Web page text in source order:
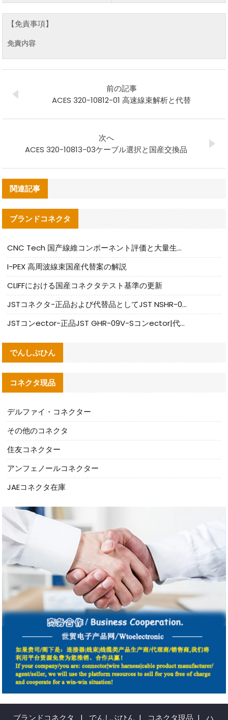
【免責事項】
免責内容
前の記事
ACES 320-10812-01 高速線束解析と代替
次へ
ACES 320-10813-03ケーブル選択と国産交換品
関連記事
ブランドコネクタ
CNC Tech 国产線維コンポーネント評価と大量生産適合ガイド
I-PEX 高周波線束国産代替案の解説
CLIFFにおける国産コネクタテスト基準の更新
JSTコネクタ-正品および代替品としてJST NSHR-02V-Sコネクタを提供します
JSTコンector-正品JST GHR-09V-Sコンector|代替品提供
でんしぶひん
コネクタ現品
デルファイ・コネクター
その他のコネクタ
住友コネクター
アンフェノールコネクター
JAEコネクタ在庫
ブランドコネクタ | でんしぶひん | コネクタ現品 | ハ